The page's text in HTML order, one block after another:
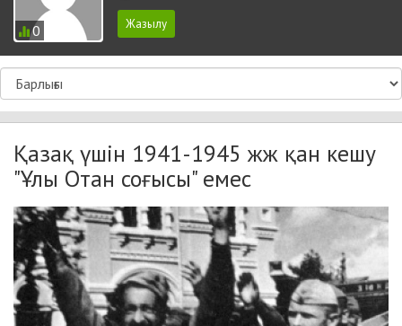
0
Қазақ үшін 1941-1945 жж қан кешу
"Ұлы Отан соғысы" емес